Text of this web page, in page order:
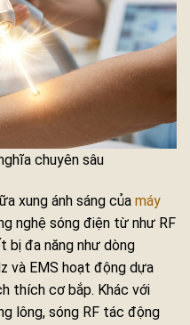
chuyên sâu
xung ánh sáng của máy
nghệ sóng điện từ như RF
bị đa năng như dòng
và EMS hoạt động dựa
thích cơ bắp. Khác với
lông, sóng RF tác động